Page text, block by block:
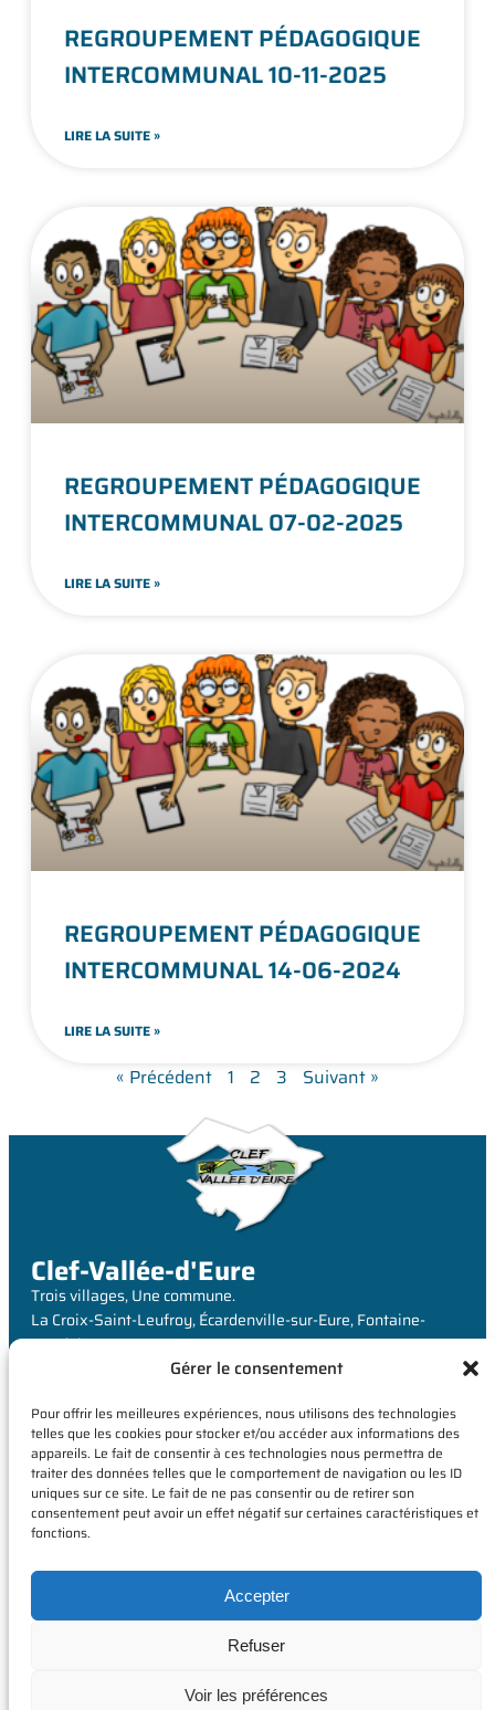
Gérer le consentement
Pour offrir les meilleures expériences, nous utilisons des technologies
telles que les cookies pour stocker et/ou accéder aux informations des
appareils. Le fait de consentir à ces technologies nous permettra de
traiter des données telles que le comportement de navigation ou les ID
uniques sur ce site. Le fait de ne pas consentir ou de retirer son
consentement peut avoir un effet négatif sur certaines caractéristiques et
fonctions.
Accepter
Refuser
Voir les préférences
REGROUPEMENT PÉDAGOGIQUE
INTERCOMMUNAL 10-11-2025
LIRE LA SUITE »
REGROUPEMENT PÉDAGOGIQUE
INTERCOMMUNAL 07-02-2025
LIRE LA SUITE »
REGROUPEMENT PÉDAGOGIQUE
INTERCOMMUNAL 14-06-2024
LIRE LA SUITE »
« Précédent 1 2 3 Suivant »
Clef-Vallée-d'Eure
Trois villages, Une commune.
La Croix-Saint-Leufroy, Écardenville-sur-Eure, Fontaine-
Heudebourg
MAIRIE
6 Rue de Louviers,
La Croix-Saint-Leufroy
27490 Clef-Vallée-d’Eure